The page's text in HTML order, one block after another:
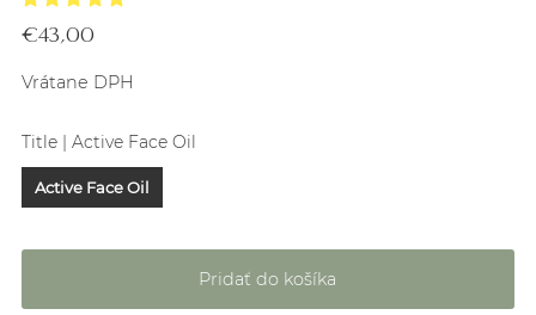
€43,00
Vrátane DPH
Title | Active Face Oil
Active Face Oil